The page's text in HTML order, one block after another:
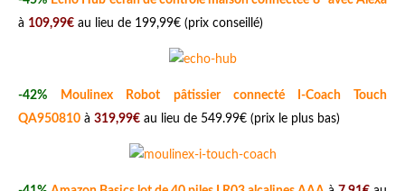
à 109,99€ au lieu de 199,99€ (prix conseillé)
-42%
Moulinex Robot pâtissier connecté I-Coach Touch
QA950810 à 319,99€ au lieu de 549.99€ (prix le plus bas)